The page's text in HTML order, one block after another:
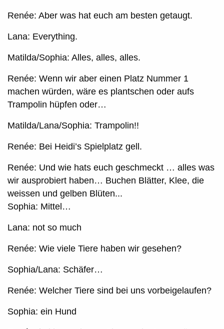
Renée: Aber was hat euch am besten getaugt.
Lana: Everything.
Matilda/Sophia: Alles, alles, alles.
Renée: Wenn wir aber einen Platz Nummer 1
machen würden, wäre es plantschen oder aufs
Trampolin hüpfen oder…
Matilda/Lana/Sophia: Trampolin!!
Renée: Bei Heidi’s Spielplatz gell.
Renée: Und wie hats euch geschmeckt … alles was
wir ausprobiert haben… Buchen Blätter, Klee, die
weissen und gelben Blüten...
Sophia: Mittel…
Lana: not so much
Renée: Wie viele Tiere haben wir gesehen?
Sophia/Lana: Schäfer…
Renée: Welcher Tiere sind bei uns vorbeigelaufen?
Sophia: ein Hund